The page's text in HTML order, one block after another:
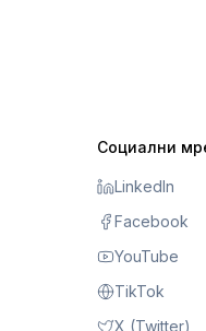
Социални
LinkedIn
Facebook
YouTube
TikTok
X (Twitter)